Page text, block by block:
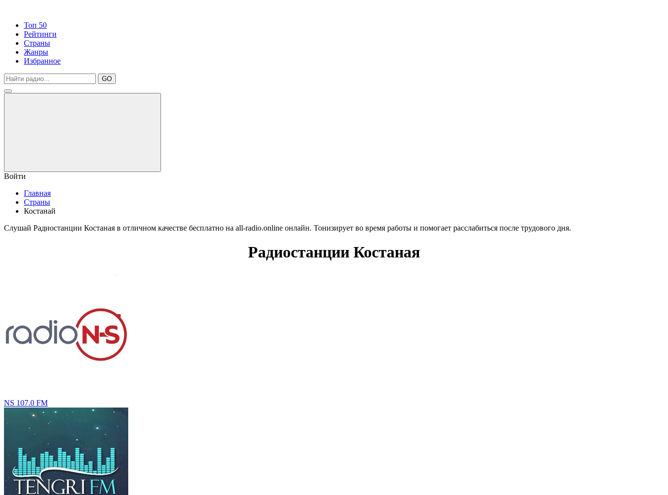
Топ 50
Рейтинги
Страны
Жанры
Избранное
GO
Войти
Главная
Страны
Костанай
Слушай Радиостанции Костаная в отличном качестве бесплатно на all-radio.online онлайн. Тонизирует во время работы и помогает расслабиться после трудового дня.
Радиостанции Костаная
NS 107.0 FM